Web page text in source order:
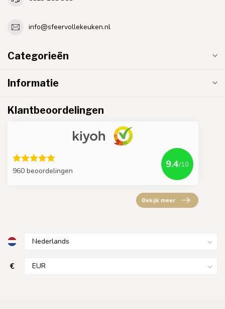
info@sfeervollekeuken.nl
Categorieën
Informatie
Klantbeoordelingen
960 beoordelingen
9.4/10
Bekijk meer
€